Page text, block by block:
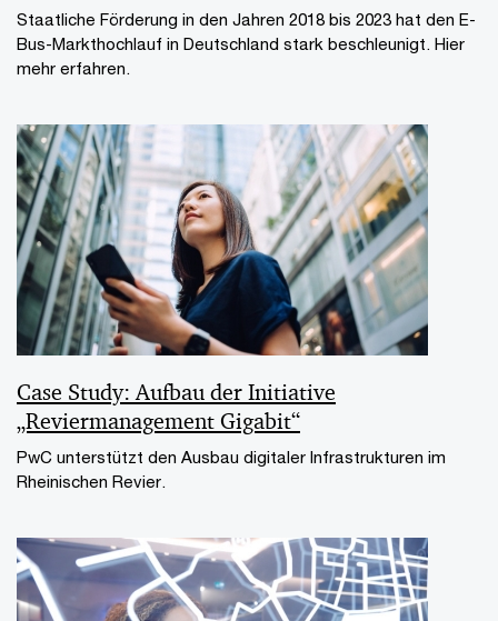
Staatliche Förderung in den Jahren 2018 bis 2023 hat den E-
Bus-Markthochlauf in Deutschland stark beschleunigt. Hier
mehr erfahren.
Case Study: Aufbau der Initiative
„Reviermanagement Gigabit“
PwC unterstützt den Ausbau digitaler Infrastrukturen im
Rheinischen Revier.